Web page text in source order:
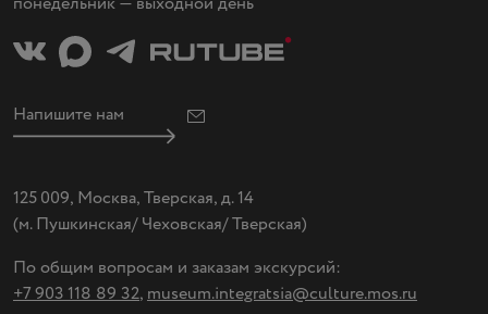
Напишите нам
125 009, Москва, Тверская, д. 14
(м. Пушкинская/ Чеховская/ Тверская)
По общим вопросам и заказам экскурсий:
+7 903 118 89 32,museum.integratsia@culture.mos.ru